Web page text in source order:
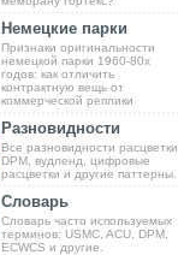
Немецкие парки
Признаки оригинальности
немецкой парки 1960-80х
годов: как отличить
контрактную вещь от
коммерческой реплики
Разновидности
Все разновидности расцветки
DPM, вудленд, цифровые
расцветки и другие паттерны.
Словарь
Словарь часто используемых
терминов: USMC, ACU, DPM,
ECWCS и другие.